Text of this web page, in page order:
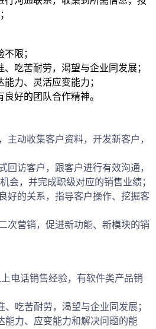
限；
吃苦耐劳，渴望与企业同发展；
力、灵活应变能力；
好的团队合作精神。
主动收集客户资料，开发新客户，
回访客户，跟客户进行有效沟通，
会，并完成职级对应的销售业绩；
好的关系，指导客户操作、挖掘客
次营销，促进新功能、新模块的销
电话销售经验，有软件类产品销
吃苦耐劳，渴望与企业同发展；
能力、应变能力和解决问题的能